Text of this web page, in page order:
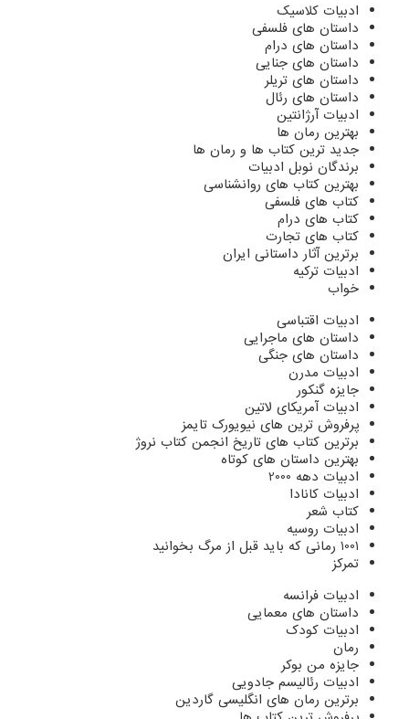
ادبیات کلاسیک
داستان های فلسفی
داستان های درام
داستان های جنایی
داستان های تریلر
داستان های رئال
ادبیات آرژانتین
بهترین رمان ها
جدید ترین کتاب ها و رمان ها
برندگان نوبل ادبیات
بهترین کتاب های روانشناسی
کتاب های فلسفی
کتاب های درام
کتاب های تجارت
برترین آثار داستانی ایران
ادبیات ترکیه
خواب
ادبیات اقتباسی
داستان های ماجرایی
داستان های جنگی
ادبیات مدرن
جایزه گنکور
ادبیات آمریکای لاتین
پرفروش ترین های نیویورک تایمز
برترین کتاب های تاریخ انجمن کتاب نروژ
بهترین داستان های کوتاه
ادبیات دهه 2000
ادبیات کانادا
کتاب شعر
ادبیات روسیه
1001 رمانی که باید قبل از مرگ بخوانید
تمرکز
ادبیات فرانسه
داستان های معمایی
ادبیات کودک
رمان
جایزه من بوکر
ادبیات رئالیسم جادویی
برترین رمان های انگلیسی گاردین